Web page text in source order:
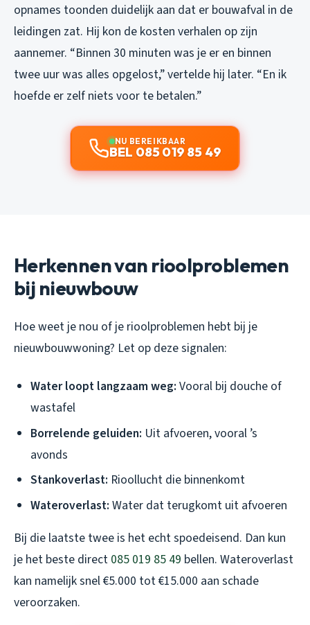
opnames toonden duidelijk aan dat er bouwafval in de
leidingen zat. Hij kon de kosten verhalen op zijn
aannemer. “Binnen 30 minuten was je er en binnen
twee uur was alles opgelost,” vertelde hij later. “En ik
hoefde er zelf niets voor te betalen.”
NU BEREIKBAAR
BEL 085 019 85 49
Herkennen van rioolproblemen
bij nieuwbouw
Hoe weet je nou of je rioolproblemen hebt bij je
nieuwbouwwoning? Let op deze signalen:
Water loopt langzaam weg: Vooral bij douche of
wastafel
Borrelende geluiden: Uit afvoeren, vooral ’s
avonds
Stankoverlast: Rioollucht die binnenkomt
Wateroverlast: Water dat terugkomt uit afvoeren
Bij die laatste twee is het echt spoedeisend. Dan kun
je het beste direct 085 019 85 49 bellen. Wateroverlast
kan namelijk snel €5.000 tot €15.000 aan schade
veroorzaken.